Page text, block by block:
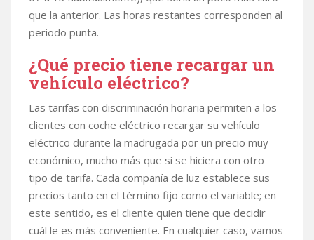
que la anterior. Las horas restantes corresponden al
periodo punta.
¿Qué precio tiene recargar un
vehículo eléctrico?
Las tarifas con discriminación horaria permiten a los
clientes con coche eléctrico recargar su vehículo
eléctrico durante la madrugada por un precio muy
económico, mucho más que si se hiciera con otro
tipo de tarifa. Cada compañía de luz establece sus
precios tanto en el término fijo como el variable; en
este sentido, es el cliente quien tiene que decidir
cuál le es más conveniente. En cualquier caso, vamos